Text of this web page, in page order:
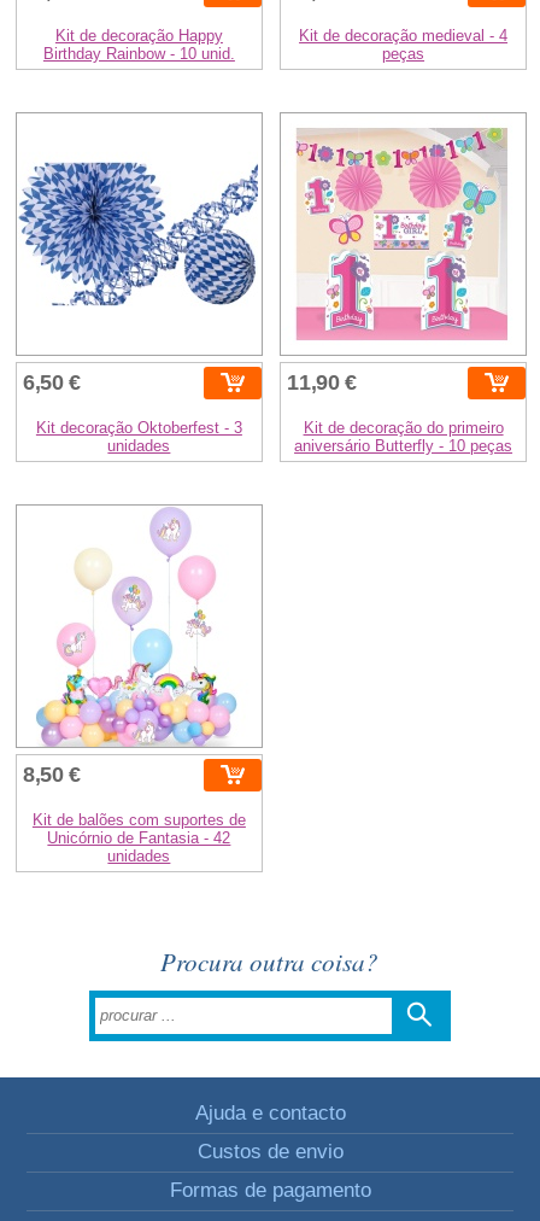
Kit de decoração Happy
Birthday Rainbow - 10 unid.
Kit de decoração medieval - 4
peças
6,50 €
Kit decoração Oktoberfest - 3
unidades
11,90 €
Kit de decoração do primeiro
aniversário Butterfly - 10 peças
8,50 €
Kit de balões com suportes de
Unicórnio de Fantasia - 42
unidades
Procura outra coisa?
Ajuda e contacto
Custos de envio
Formas de pagamento